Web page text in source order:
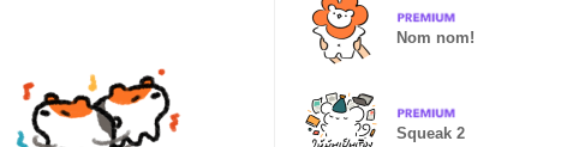
Nom nom!
Squeak 2